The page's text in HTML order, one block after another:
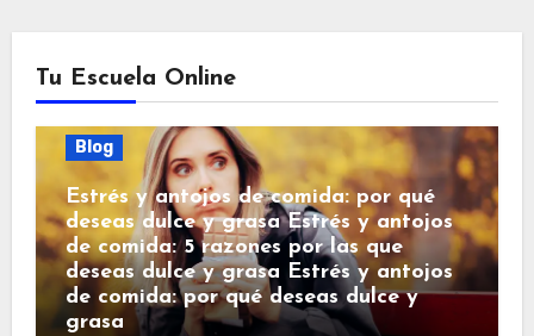
Tu Escuela Online
Blog
Estrés y antojos de comida: por qué
deseas dulce y grasa Estrés y antojos
de comida: 5 razones por las que
deseas dulce y grasa Estrés y antojos
de comida: por qué deseas dulce y
grasa